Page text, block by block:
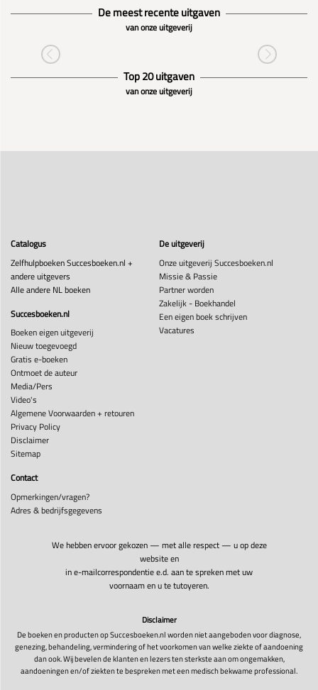
De meest recente uitgaven
van onze uitgeverij
Top 20 uitgaven
van onze uitgeverij
Catalogus
Zelfhulpboeken Succesboeken.nl +
andere uitgevers
Alle andere NL boeken
Succesboeken.nl
Boeken eigen uitgeverij
Nieuw toegevoegd
Gratis e-boeken
Ontmoet de auteur
Media/Pers
Video's
Algemene Voorwaarden + retouren
Privacy Policy
Disclaimer
Sitemap
De uitgeverij
Onze uitgeverij Succesboeken.nl
Missie & Passie
Partner worden
Zakelijk - Boekhandel
Een eigen boek schrijven
Vacatures
Contact
Opmerkingen/vragen?
Adres & bedrijfsgegevens
We hebben ervoor gekozen — met alle respect — u op deze
website en
in e-mailcorrespondentie e.d. aan te spreken met uw
voornaam en u te tutoyeren.
Disclaimer
De boeken en producten op Succesboeken.nl worden niet aangeboden voor diagnose,
genezing, behandeling, vermindering of het voorkomen van welke ziekte of aandoening
dan ook. Wij bevelen de klanten en lezers ten sterkste aan om ongemakken,
aandoeningen en/of ziekten te bespreken met een medisch bekwame professional.